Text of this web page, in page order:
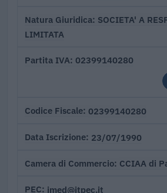
Natura Giuridica SOCIETA' A
LIMITATA
Partita IVA 02399140280
Codice Fiscale 02399140280
Data Iscrizione 23/07/1990
Camera di Commercio CCIAA di
PEC imed@itpec.it